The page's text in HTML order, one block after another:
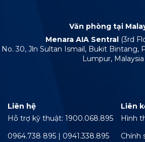
Văn phòng tại
Menara AIA Sentral (3rd
No. 30, Jln Sultan Ismail, Bukit Bintang,
Lumpur, Malaysia
Liên hệ
Hỗ trợ kỹ thuật: 1900.068.895
0964.738 895 | 0941.338.895
Liên
Hình
Chính